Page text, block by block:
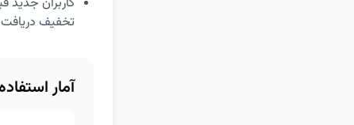
تخفیف
آمار